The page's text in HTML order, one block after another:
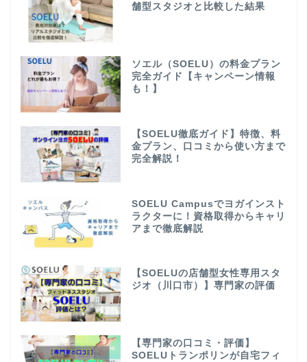
舗型スタジオと比較した結果
ソエル（SOELU）の料金プラン
完全ガイド【キャンペーン情報
も！】
【SOELU徹底ガイド】特徴、料
金プラン、口コミから使い方まで
完全解説！
SOELU Campusでヨガインスト
ラクターに！資格取得からキャリ
アまで徹底解説
【SOELUの店舗型女性専用スタ
ジオ（川口市）】専門家の評価
【専門家の口コミ・評価】
SOELUトランポリンが自宅フィ